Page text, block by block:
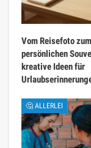
Vom Reisefoto zum
persönlichen
kreative Ideen für
🤔 ALLERLEI